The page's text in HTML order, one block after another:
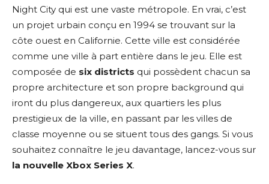
Night City qui est une vaste métropole. En vrai, c’est
un projet urbain conçu en 1994 se trouvant sur la
côte ouest en Californie. Cette ville est considérée
comme une ville à part entière dans le jeu. Elle est
composée de six districts qui possèdent chacun sa
propre architecture et son propre background qui
iront du plus dangereux, aux quartiers les plus
prestigieux de la ville, en passant par les villes de
classe moyenne ou se situent tous des gangs. Si vous
souhaitez connaître le jeu davantage, lancez-vous sur
la nouvelle Xbox Series X.